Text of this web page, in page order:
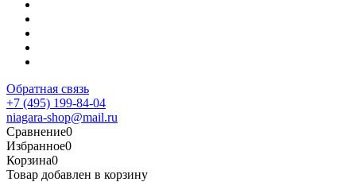
Обратная связь
+7 (495) 199-84-04
niagara-shop@mail.ru
Сравнение0
Избранное0
Корзина0
Товар добавлен в корзину